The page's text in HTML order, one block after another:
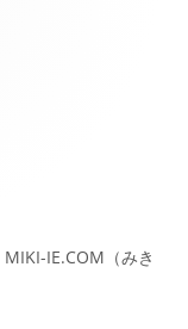
MIKI-IE.COM（みき